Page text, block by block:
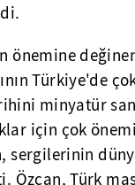
önemine
Türkiye'de
minyatür
için çok
sergilerinin
Özcan, Türk